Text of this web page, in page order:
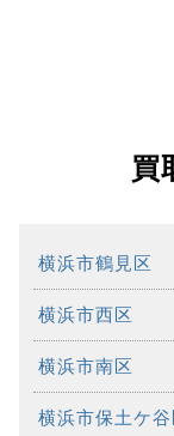
買
横浜市鶴見区
横浜市西区
横浜市南区
横浜市保土ケ谷